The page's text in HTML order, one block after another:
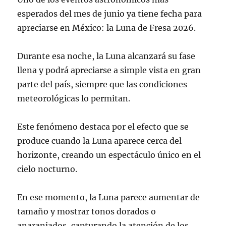
esperados del mes de junio ya tiene fecha para
apreciarse en México: la Luna de Fresa 2026.
Durante esa noche, la Luna alcanzará su fase
llena y podrá apreciarse a simple vista en gran
parte del país, siempre que las condiciones
meteorológicas lo permitan.
Este fenómeno destaca por el efecto que se
produce cuando la Luna aparece cerca del
horizonte, creando un espectáculo único en el
cielo nocturno.
En ese momento, la Luna parece aumentar de
tamaño y mostrar tonos dorados o